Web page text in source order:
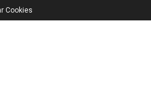
Cookies